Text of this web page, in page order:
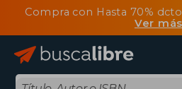
Compra con Hasta 70%
Ver más